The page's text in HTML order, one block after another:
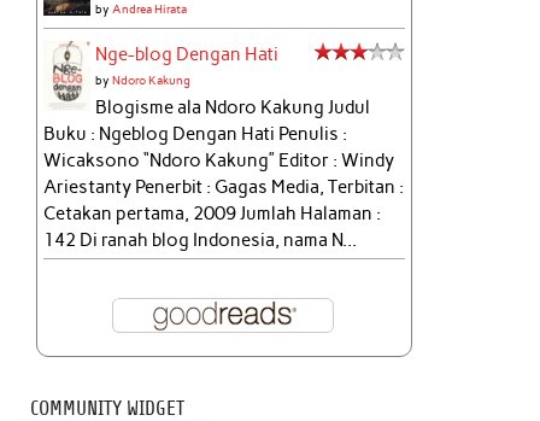
byAndrea Hirata
Nge-blog Dengan Hati
byNdoro Kakung
Blogisme ala Ndoro Kakung Judul
Buku : Ngeblog Dengan Hati Penulis :
Wicaksono “Ndoro Kakung” Editor : Windy
Ariestanty Penerbit : Gagas Media, Terbitan :
Cetakan pertama, 2009 Jumlah Halaman :
142 Di ranah blog Indonesia, nama N...
COMMUNITY WIDGET